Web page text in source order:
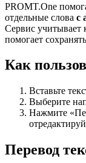
PROMT.One
отдельные слова с
Сервис учитывает
помогает
Как
Вставьте
Выберите
Нажмите
Перевод